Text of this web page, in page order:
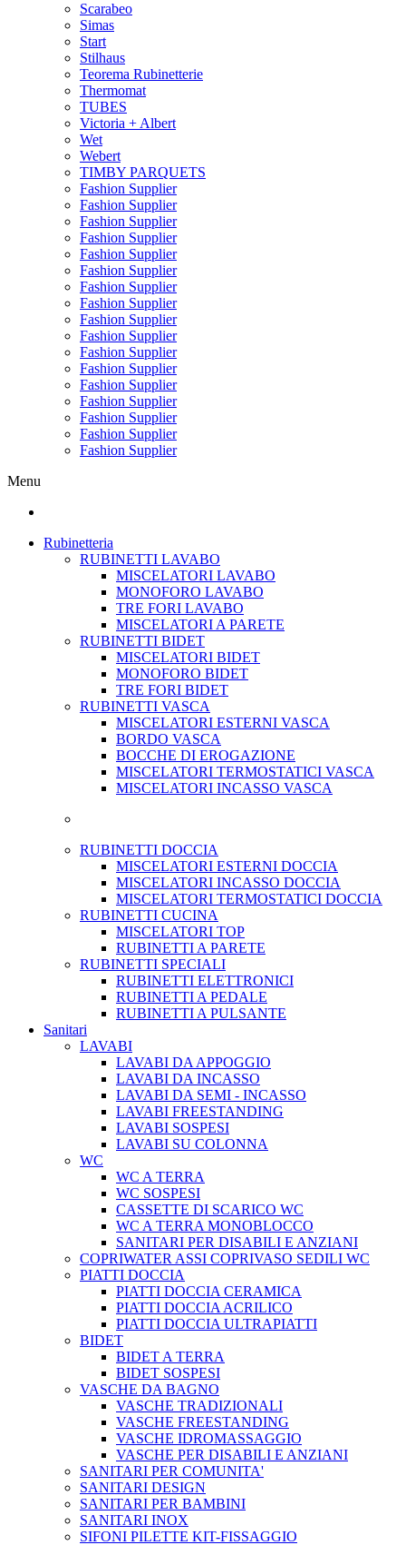
Scarabeo
Simas
Start
Stilhaus
Teorema Rubinetterie
Thermomat
TUBES
Victoria + Albert
Wet
Webert
TIMBY PARQUETS
Fashion Supplier
Fashion Supplier
Fashion Supplier
Fashion Supplier
Fashion Supplier
Fashion Supplier
Fashion Supplier
Fashion Supplier
Fashion Supplier
Fashion Supplier
Fashion Supplier
Fashion Supplier
Fashion Supplier
Fashion Supplier
Fashion Supplier
Fashion Supplier
Fashion Supplier
Menu
Rubinetteria
RUBINETTI LAVABO
MISCELATORI LAVABO
MONOFORO LAVABO
TRE FORI LAVABO
MISCELATORI A PARETE
RUBINETTI BIDET
MISCELATORI BIDET
MONOFORO BIDET
TRE FORI BIDET
RUBINETTI VASCA
MISCELATORI ESTERNI VASCA
BORDO VASCA
BOCCHE DI EROGAZIONE
MISCELATORI TERMOSTATICI VASCA
MISCELATORI INCASSO VASCA
RUBINETTI DOCCIA
MISCELATORI ESTERNI DOCCIA
MISCELATORI INCASSO DOCCIA
MISCELATORI TERMOSTATICI DOCCIA
RUBINETTI CUCINA
MISCELATORI TOP
RUBINETTI A PARETE
RUBINETTI SPECIALI
RUBINETTI ELETTRONICI
RUBINETTI A PEDALE
RUBINETTI A PULSANTE
Sanitari
LAVABI
LAVABI DA APPOGGIO
LAVABI DA INCASSO
LAVABI DA SEMI - INCASSO
LAVABI FREESTANDING
LAVABI SOSPESI
LAVABI SU COLONNA
WC
WC A TERRA
WC SOSPESI
CASSETTE DI SCARICO WC
WC A TERRA MONOBLOCCO
SANITARI PER DISABILI E ANZIANI
COPRIWATER ASSI COPRIVASO SEDILI WC
PIATTI DOCCIA
PIATTI DOCCIA CERAMICA
PIATTI DOCCIA ACRILICO
PIATTI DOCCIA ULTRAPIATTI
BIDET
BIDET A TERRA
BIDET SOSPESI
VASCHE DA BAGNO
VASCHE TRADIZIONALI
VASCHE FREESTANDING
VASCHE IDROMASSAGGIO
VASCHE PER DISABILI E ANZIANI
SANITARI PER COMUNITA'
SANITARI DESIGN
SANITARI PER BAMBINI
SANITARI INOX
SIFONI PILETTE KIT-FISSAGGIO